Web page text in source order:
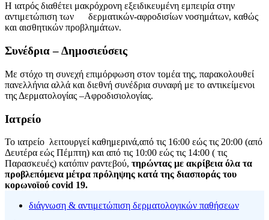
Η ιατρός διαθέτει μακρόχρονη εξειδικευμένη εμπειρία στην
αντιμετώπιση των δερματικών-αφροδισίων νοσημάτων, καθώς
και αισθητικών προβλημάτων.
Συνέδρια – Δημοσιεύσεις
Με στόχο τη συνεχή επιμόρφωση στον τομέα της, παρακολουθεί
πανελλήνια αλλά και διεθνή συνέδρια συναφή με το αντικείμενοι
της Δερματολογίας –Αφροδισιολογίας.
Ιατρείο
Το ιατρείο λειτουργεί καθημερινά,από τις 16:00 εώς τις 20:00 (από
Δευτέρα εώς Πέμπτη) και από τις 10:00 εώς τις 14:00 ( τις
Παρασκευές) κατόπιν ραντεβού, τηρώντας με ακρίβεια όλα τα
προβλεπόμενα μέτρα πρόληψης κατά της διασποράς του
κορωνοϊού covid 19.
διάγνωση & αντιμετώπιση δερματολογικών παθήσεων